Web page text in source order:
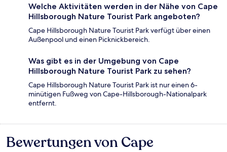
Welche Aktivitäten werden in der Nähe von Cape
Hillsborough Nature Tourist Park angeboten?
Cape Hillsborough Nature Tourist Park verfügt über einen
Außenpool und einen Picknickbereich.
Was gibt es in der Umgebung von Cape
Hillsborough Nature Tourist Park zu sehen?
Cape Hillsborough Nature Tourist Park ist nur einen 6-
minütigen Fußweg von Cape-Hillsborough-Nationalpark
entfernt.
Bewertungen
Bewertungen von Cape